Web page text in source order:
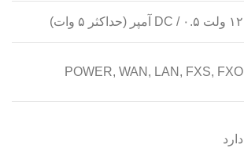
۱۲ ولت DC / ۰.۵ آمپر (حداکثر ۵ وات)
POWER, WAN, LAN, FXS, FXO
دارد